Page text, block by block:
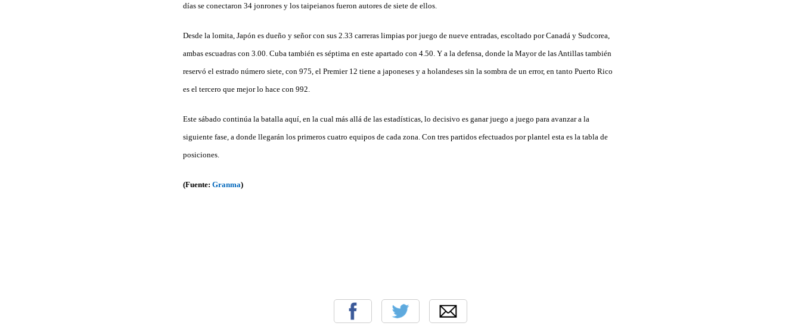
días se conectaron 34 jonrones y los taipeianos fueron autores de siete de ellos.
Desde la lomita, Japón es dueño y señor con sus 2.33 carreras limpias por juego de nueve entradas, escoltado por Canadá y Sudcorea,
ambas escuadras con 3.00. Cuba también es séptima en este apartado con 4.50. Y a la defensa, donde la Mayor de las Antillas también
re­servó el estrado número siete, con 975, el Premier 12 tiene a japoneses y a holandeses sin la sombra de un error, en tanto Puerto Rico
es el tercero que mejor lo hace con 992.
Este sábado continúa la batalla aquí, en la cual más allá de las estadísticas, lo decisivo es ganar juego a juego para avanzar a la
siguiente fase, a donde llegarán los primeros cuatro equipos de cada zona. Con tres partidos efectuados por plantel esta es la tabla de
posiciones.
(Fuente: Granma)